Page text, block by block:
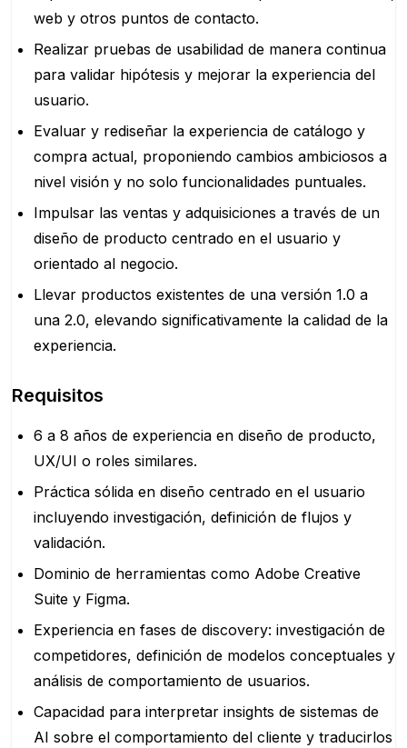
web y otros puntos de contacto.
Realizar pruebas de usabilidad de manera continua
para validar hipótesis y mejorar la experiencia del
usuario.
Evaluar y rediseñar la experiencia de catálogo y
compra actual, proponiendo cambios ambiciosos a
nivel visión y no solo funcionalidades puntuales.
Impulsar las ventas y adquisiciones a través de un
diseño de producto centrado en el usuario y
orientado al negocio.
Llevar productos existentes de una versión 1.0 a
una 2.0, elevando significativamente la calidad de la
experiencia.
Requisitos
6 a 8 años de experiencia en diseño de producto,
UX/UI o roles similares.
Práctica sólida en diseño centrado en el usuario
incluyendo investigación, definición de flujos y
validación.
Dominio de herramientas como Adobe Creative
Suite y Figma.
Experiencia en fases de discovery: investigación de
competidores, definición de modelos conceptuales y
análisis de comportamiento de usuarios.
Capacidad para interpretar insights de sistemas de
AI sobre el comportamiento del cliente y traducirlos